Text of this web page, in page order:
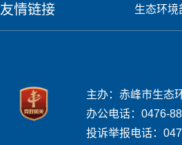
友情链接 生态环境
主办：赤峰市生态
办公电话：0476-
投诉举报电话：